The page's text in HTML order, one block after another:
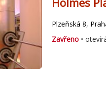
Plzeňská 8,
Zavřeno •